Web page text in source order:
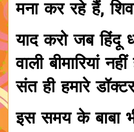
मना कर रहे हैं,
याद करो जब हिंदू
वाली बीमारियां
संत ही हमारे
इस समय के बाबा